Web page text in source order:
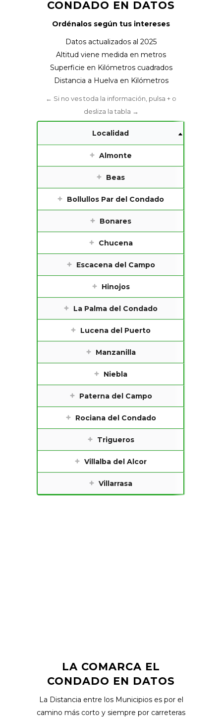
CONDADO EN DATOS
Ordénalos según tus intereses
Datos actualizados al 2025
Altitud viene medida en metros
Superficie en Kilómetros cuadrados
Distancia a Huelva en Kilómetros
Localidad
Almonte
Beas
Bollullos Par del Condado
Bonares
Chucena
Escacena del Campo
Hinojos
La Palma del Condado
Lucena del Puerto
Manzanilla
Niebla
Paterna del Campo
Rociana del Condado
Trigueros
Villalba del Alcor
Villarrasa
LA COMARCA EL
CONDADO EN DATOS
La Distancia entre los Municipios es por el
camino más corto y siempre por carreteras